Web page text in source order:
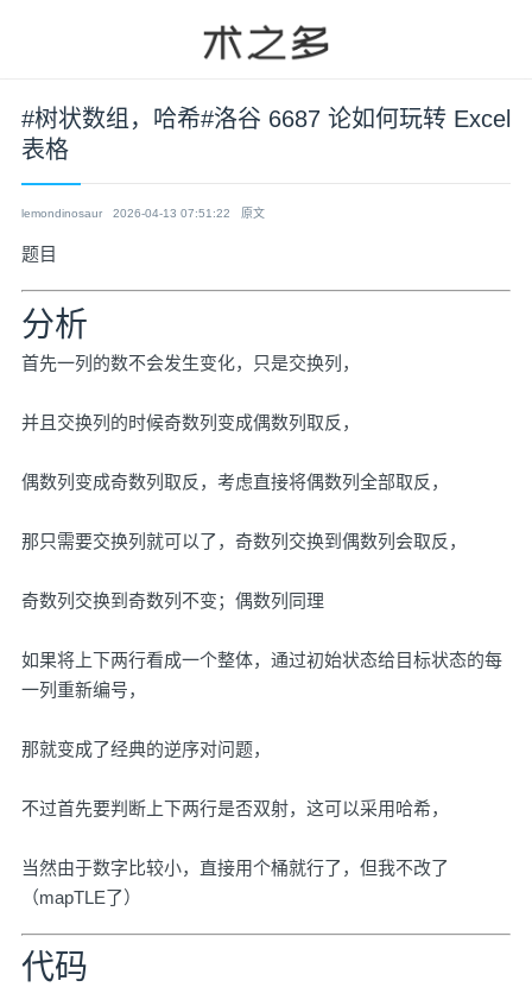
#树状数组，哈希#洛谷 6687 论如何玩转 Excel
表格
lemondinosaur 2026-04-13 07:51:22 原文
题目
分析
首先一列的数不会发生变化，只是交换列，
并且交换列的时候奇数列变成偶数列取反，
偶数列变成奇数列取反，考虑直接将偶数列全部取反，
那只需要交换列就可以了，奇数列交换到偶数列会取反，
奇数列交换到奇数列不变；偶数列同理
如果将上下两行看成一个整体，通过初始状态给目标状态的每
一列重新编号，
那就变成了经典的逆序对问题，
不过首先要判断上下两行是否双射，这可以采用哈希，
当然由于数字比较小，直接用个桶就行了，但我不改了
（mapTLE了）
代码